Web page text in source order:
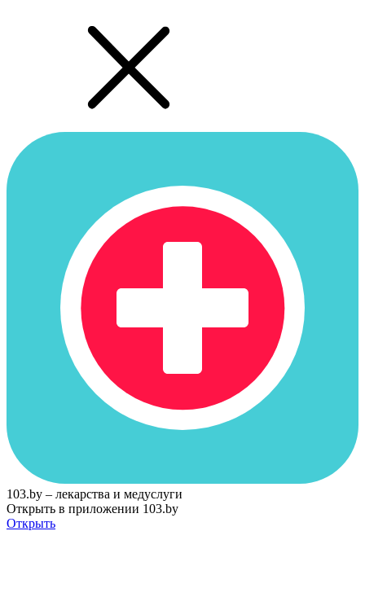
103.by – лекарства и медуслуги
Открыть в приложении 103.by
Открыть